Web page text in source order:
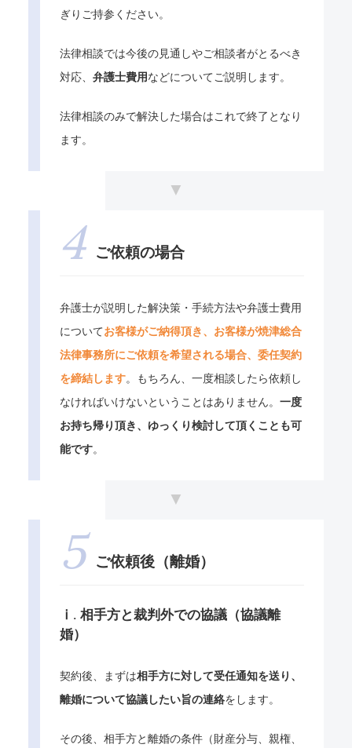
ぎりご持参ください。
法律相談では今後の見通しやご相談者がとるべき
対応、 弁護士費用などについてご説明します。
法律相談のみで解決した場合はこれで終了となり
ます。
ご依頼の場合
弁護士が説明した解決策・手続方法や弁護士費用
についてお客様がご納得頂き、お客様が焼津総合
法律事務所にご依頼を希望される場合、委任契約
を締結します。もちろん、一度相談したら依頼し
なければいけないということはありません。 一度
お持ち帰り頂き、ゆっくり検討して頂くことも可
能です。
ご依頼後（離婚）
ⅰ. 相手方と裁判外での協議（協議離
婚）
契約後、まずは相手方に対して受任通知を送り、
離婚について協議したい旨の連絡をします。
その後、相手方と離婚の条件（財産分与、親権、